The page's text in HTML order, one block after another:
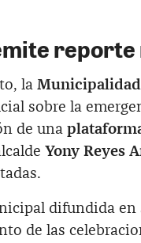
reporte
la
sobre la
de una
Yony Reyes
difundida en
de las